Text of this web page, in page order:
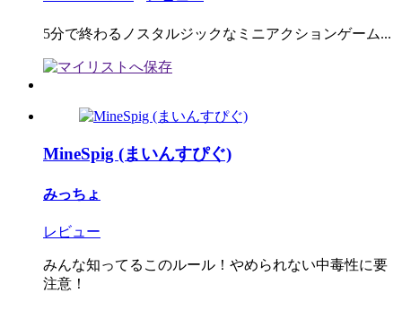
5分で終わるノスタルジックなミニアクションゲーム...
MineSpig (まいんすぴぐ)
みっちょ
レビュー
みんな知ってるこのルール！やめられない中毒性に要
注意！